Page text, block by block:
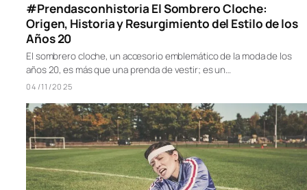
#Prendasconhistoria El Sombrero Cloche:
Origen, Historia y Resurgimiento del Estilo de los
Años 20
El sombrero cloche, un accesorio emblemático de la moda de los
años 20, es más que una prenda de vestir; es un…
04/11/2025